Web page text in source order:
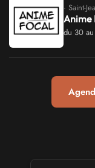
· Saint-
Anime
du 30